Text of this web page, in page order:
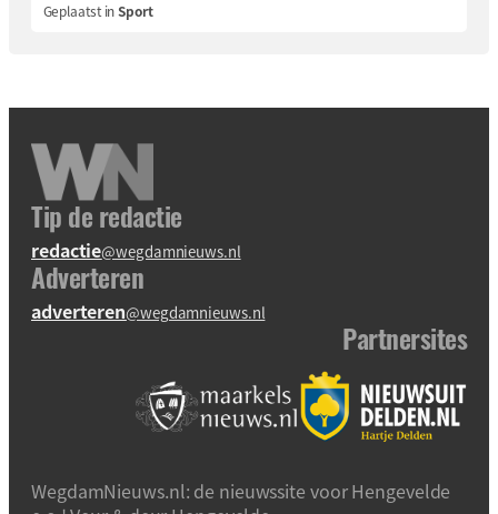
Geplaatst inSport
Tip de redactie
redactie@wegdamnieuws.nl
Adverteren
adverteren@wegdamnieuws.nl
Partnersites
WegdamNieuws.nl: de nieuwssite voor Hengevelde